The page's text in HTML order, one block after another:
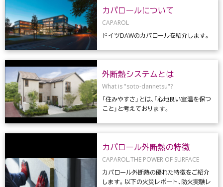
カパロールについて
CAPAROL
ドイツDAWのカパロールを紹介します。
外断熱システムとは
What is "soto-dannetsu"?
「住みやすさ」とは、「心地良い室温を保つ
こと」と考えております。
カパロール外断熱の特徴
CAPAROL.THE POWER OF SURFACE
カパロール外断熱の優れた特徵をご紹介
します。以下の火災レポート、防火実験レ